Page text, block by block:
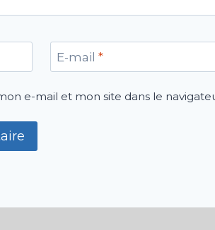
E-mail *
e-mail et mon site dans le